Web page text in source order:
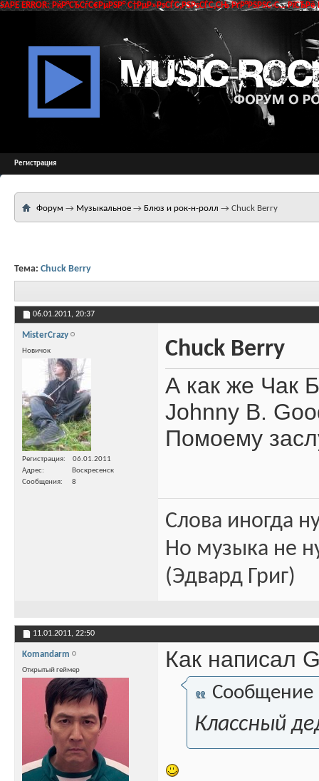
SAPE ERROR: РќР°СЂСѓС€РµРЅР° С†РµР»РѕСЃС‚РЅРѕСЃС‚СЊ РґР°РЅРЅС‹С…
Регистрация
Форум → Музыкальное → Блюз и рок-н-ролл → Chuck Berry
Тема: Chuck Berry
06.01.2011, 20:37
MisterCrazy
Новичок
Регистрация
06.01.2011
Адрес
Воскресенск
Сообщения
8
Chuck Berry
А как же Чак
Johnny B.
Помоему
Слова иногда
Но музыка не
(Эдвард Григ)
11.01.2011, 22:50
Komandarm
Открытый геймер Как написал
Сообщение
Классный